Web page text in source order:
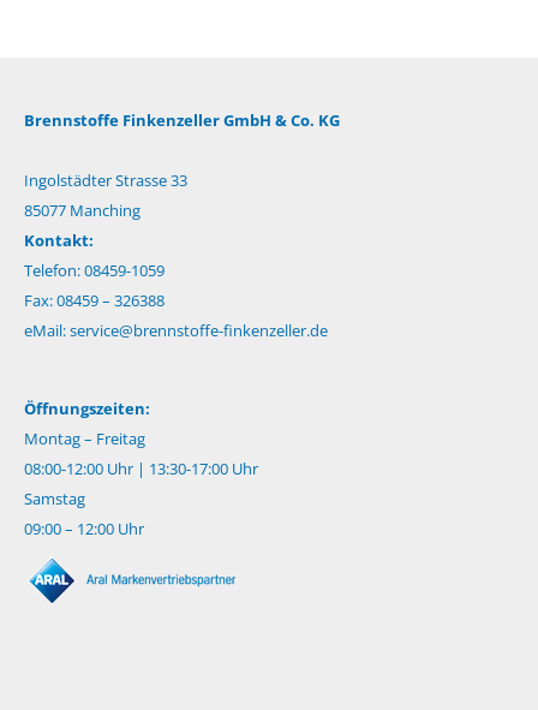
Brennstoffe Finkenzeller GmbH & Co. KG
Ingolstädter Strasse 33
85077 Manching
Kontakt:
Telefon: 08459-1059
Fax: 08459 – 326388
eMail:service@brennstoffe-finkenzeller.de
Öffnungszeiten:
Montag – Freitag
08:00-12:00 Uhr | 13:30-17:00 Uhr
Samstag
09:00 – 12:00 Uhr